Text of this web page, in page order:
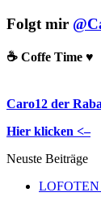
Folgt mir
☕️ Coffe Time ♥️
Caro12 der
Hier klicken <–
Neuste Beiträge
LOFOTEN